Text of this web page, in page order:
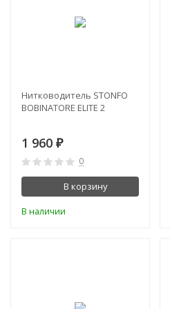
Нитководитель STONFO
BOBINATORE ELITE 2
1 960 ₽
0
В корзину
В наличии